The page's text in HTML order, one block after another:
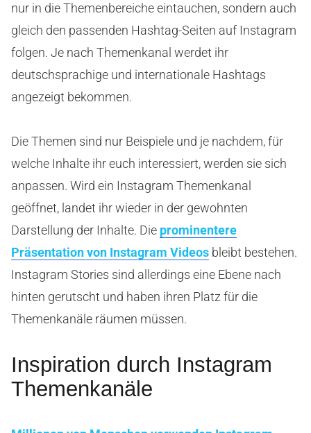
nur in die Themenbereiche eintauchen, sondern auch
gleich den passenden Hashtag-Seiten auf Instagram
folgen. Je nach Themenkanal werdet ihr
deutschsprachige und internationale Hashtags
angezeigt bekommen.
Die Themen sind nur Beispiele und je nachdem, für
welche Inhalte ihr euch interessiert, werden sie sich
anpassen. Wird ein Instagram Themenkanal
geöffnet, landet ihr wieder in der gewohnten
Darstellung der Inhalte. Die prominentere
Präsentation von Instagram Videos bleibt bestehen.
Instagram Stories sind allerdings eine Ebene nach
hinten gerutscht und haben ihren Platz für die
Themenkanäle räumen müssen.
Inspiration durch Instagram
Themenkanäle